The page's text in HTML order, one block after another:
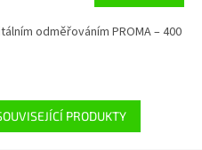
odměřováním PROMA – 400
PRODUKTY